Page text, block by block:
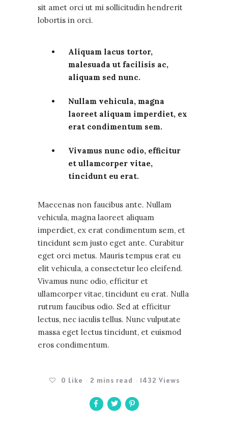
sit amet orci ut mi sollicitudin hendrerit
lobortis in orci.
Aliquam lacus tortor,
malesuada ut facilisis ac,
aliquam sed nunc.
Nullam vehicula, magna
laoreet aliquam imperdiet, ex
erat condimentum sem.
Vivamus nunc odio, efficitur
et ullamcorper vitae,
tincidunt eu erat.
Maecenas non faucibus ante. Nullam
vehicula, magna laoreet aliquam
imperdiet, ex erat condimentum sem, et
tincidunt sem justo eget ante. Curabitur
eget orci metus. Mauris tempus erat eu
elit vehicula, a consectetur leo eleifend.
Vivamus nunc odio, efficitur et
ullamcorper vitae, tincidunt eu erat. Nulla
rutrum faucibus odio. Sed at efficitur
lectus, nec iaculis tellus. Nunc vulputate
massa eget lectus tincidunt, et euismod
eros condimentum.
0 Like 2 mins read 1432 Views